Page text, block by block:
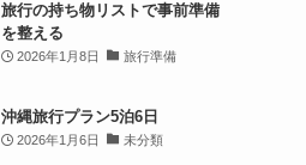
旅行の持ち物リストで事前準備
を整える
2026年1月8日 旅行準備
沖縄旅行プラン5泊6日
2026年1月6日 未分類